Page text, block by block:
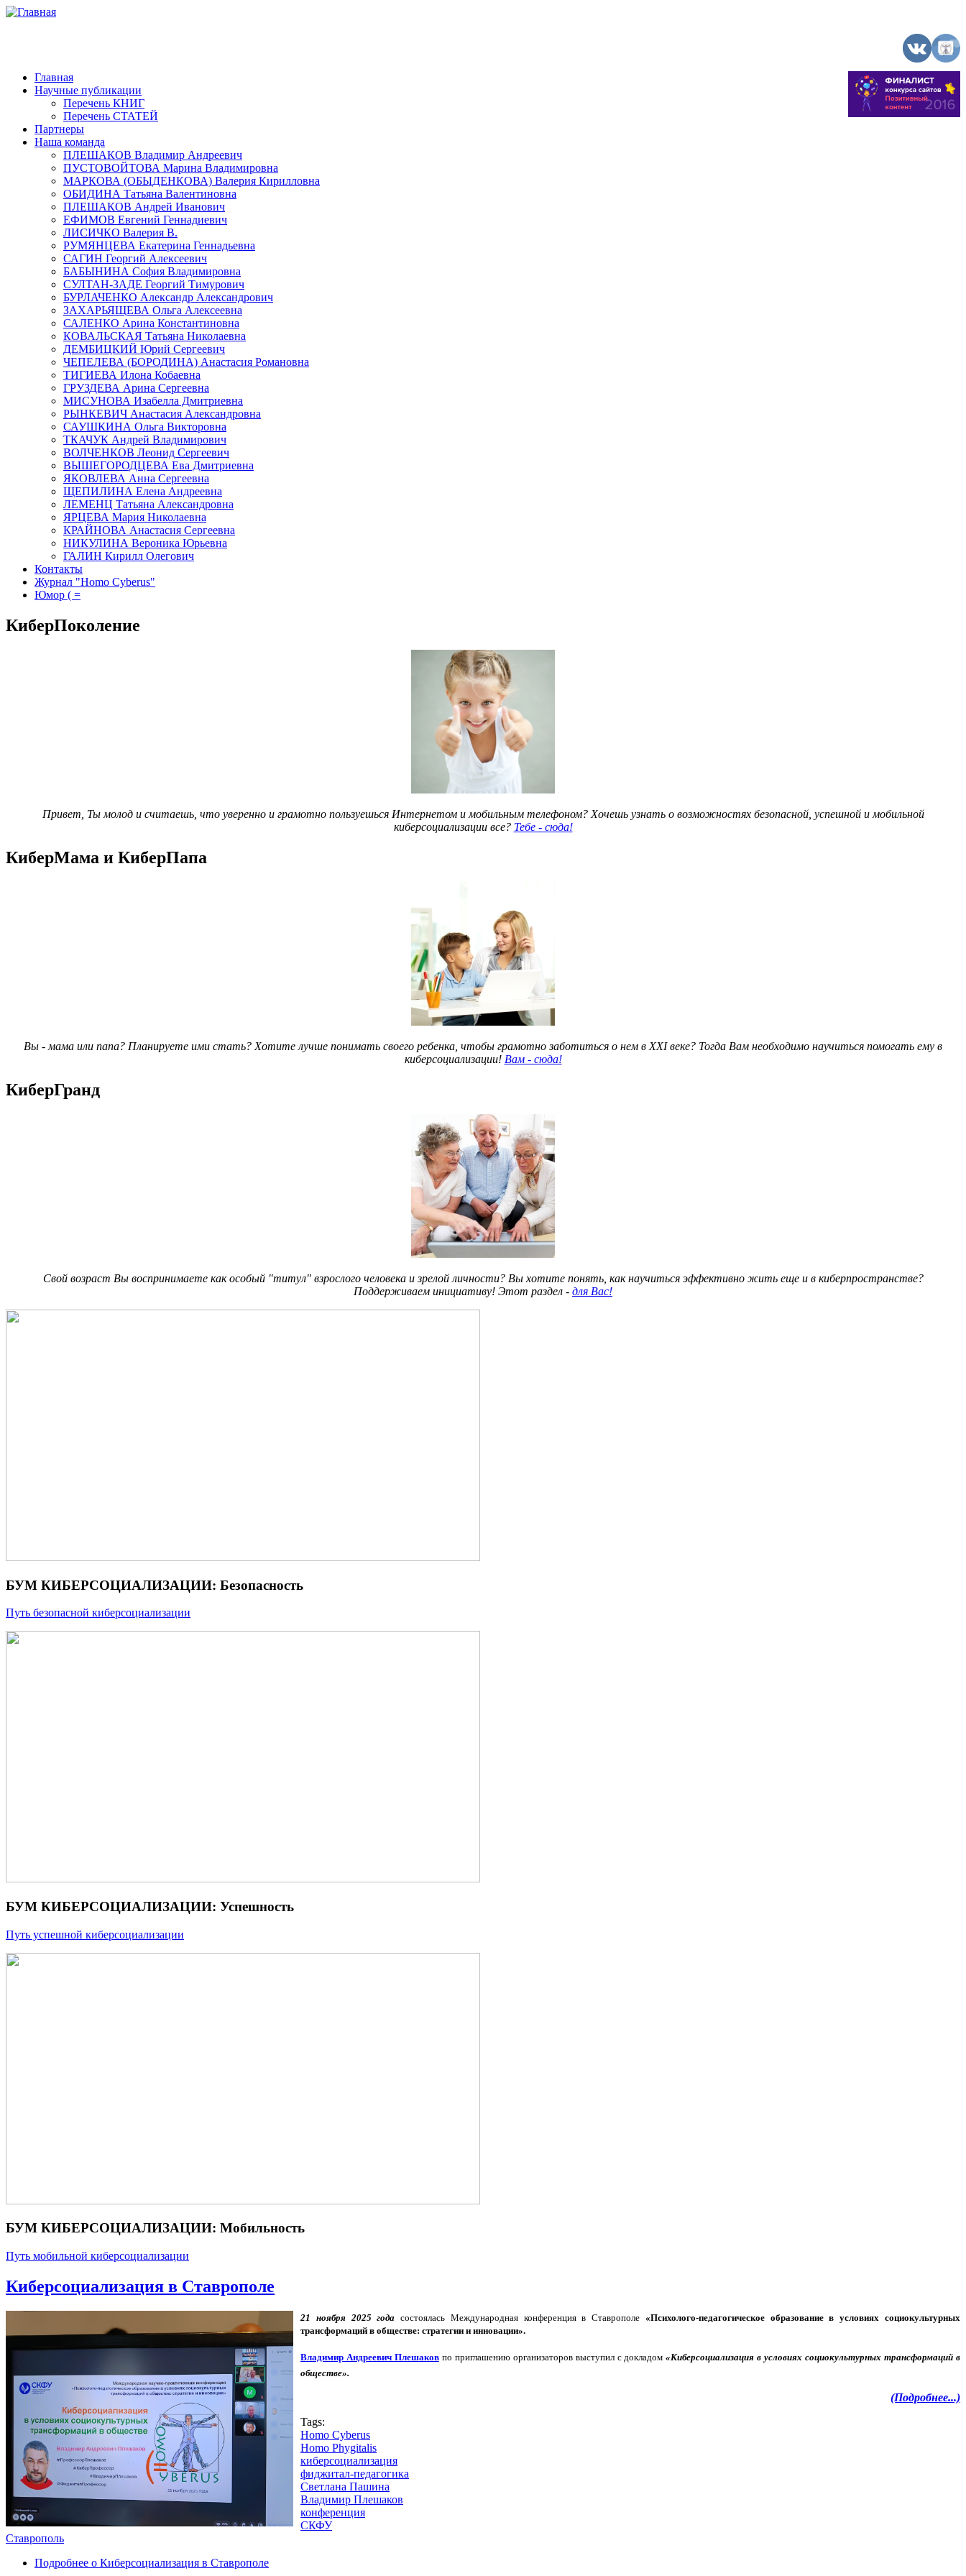
Главная
Научные публикации
Перечень КНИГ
Перечень СТАТЕЙ
Партнеры
Наша команда
ПЛЕШАКОВ Владимир Андреевич
ПУСТОВОЙТОВА Марина Владимировна
МАРКОВА (ОБЫДЕНКОВА) Валерия Кирилловна
ОБИДИНА Татьяна Валентиновна
ПЛЕШАКОВ Андрей Иванович
ЕФИМОВ Евгений Геннадиевич
ЛИСИЧКО Валерия В.
РУМЯНЦЕВА Екатерина Геннадьевна
САГИН Георгий Алексеевич
БАБЫНИНА София Владимировна
СУЛТАН-ЗАДЕ Георгий Тимурович
БУРЛАЧЕНКО Александр Александрович
ЗАХАРЬЯЩЕВА Ольга Алексеевна
САЛЕНКО Арина Константиновна
КОВАЛЬСКАЯ Татьяна Николаевна
ДЕМБИЦКИЙ Юрий Сергеевич
ЧЕПЕЛЕВА (БОРОДИНА) Анастасия Романовна
ТИГИЕВА Илона Кобаевна
ГРУЗДЕВА Арина Сергеевна
МИСУНОВА Изабелла Дмитриевна
РЫНКЕВИЧ Анастасия Александровна
САУШКИНА Ольга Викторовна
ТКАЧУК Андрей Владимирович
ВОЛЧЕНКОВ Леонид Сергеевич
ВЫШЕГОРОДЦЕВА Ева Дмитриевна
ЯКОВЛЕВА Анна Сергеевна
ЩЕПИЛИНА Елена Андреевна
ЛЕМЕНЦ Татьяна Александровна
ЯРЦЕВА Мария Николаевна
КРАЙНОВА Анастасия Сергеевна
НИКУЛИНА Вероника Юрьевна
ГАЛИН Кирилл Олегович
Контакты
Журнал "Homo Cyberus"
Юмор ( =
КиберПоколение
Привет, Ты молод и считаешь, что уверенно и грамотно пользуешься Интернетом и мобильным телефоном? Хочешь узнать о возможностях безопасной, успешной и мобильной
киберсоциализации все? Тебе - сюда!
КиберМама и КиберПапа
Вы - мама или папа? Планируете ими стать? Хотите лучше понимать своего ребенка, чтобы грамотно заботиться о нем в XXI веке? Тогда Вам необходимо научиться помогать ему в
киберсоциализации! Вам - сюда!
КиберГранд
Свой возраст Вы воспринимаете как особый "титул" взрослого человека и зрелой личности? Вы хотите понять, как научиться эффективно жить еще и в киберпространстве?
Поддерживаем инициативу! Этот раздел - для Вас!
БУМ КИБЕРСОЦИАЛИЗАЦИИ: Безопасность
Путь безопасной киберсоциализации
БУМ КИБЕРСОЦИАЛИЗАЦИИ: Успешность
Путь успешной киберсоциализации
БУМ КИБЕРСОЦИАЛИЗАЦИИ: Мобильность
Путь мобильной киберсоциализации
Киберсоциализация в Ставрополе
21 ноября 2025 года состоялась Международная конференция в Ставрополе «Психолого-педагогическое образование в условиях социокультурных
трансформаций в обществе: стратегии и инновации».
Владимир Андреевич Плешаковпо приглашению организаторов выступил с докладом«Киберсоциализация в условиях социокультурных трансформаций в
обществе».
(Подробнее...)
Tags:
Homo Cyberus
Homo Phygitalis
киберсоциализация
фиджитал-педагогика
Светлана Пашина
Владимир Плешаков
конференция
СКФУ
Ставрополь
Подробнее о Киберсоциализация в Ставрополе